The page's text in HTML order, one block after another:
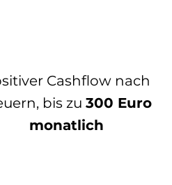
Cashflow nach
bis zu 300 Euro
monatlich